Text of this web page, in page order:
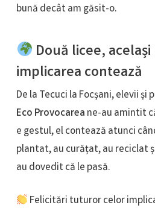
bună decât am găsit-o.
Două licee, același
implicarea contează
De la Tecuci la Focșani, elevii
Eco Provocarea ne-au amintit
e gestul, el contează atunci
plantat, au curățat, au reciclat
au dovedit că le pasă.
Felicitări tuturor celor